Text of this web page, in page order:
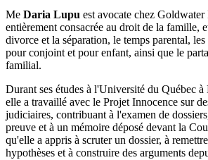
Me Daria Lupu est avocate chez
entièrement consacrée au droit de la famille,
divorce et la séparation, le temps parental,
pour conjoint et pour enfant, ainsi que le
familial.
Durant ses études à l'Université du Québec
elle a travaillé avec le Projet Innocence sur
judiciaires, contribuant à l'examen de
preuve et à un mémoire déposé devant la
qu'elle a appris à scruter un dossier, à
hypothèses et à construire des arguments